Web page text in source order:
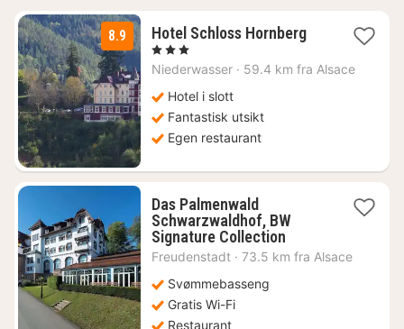
8.9 Hotel Schloss Hornberg3
fra
, 3 Stjerner
Niederwasser · 59.4 km fra Alsace
Hotel i slott
Fantastisk utsikt
Egen restaurant
Das Palmenwald
Schwarzwaldhof, BW
Signature Collection1
natt
Freudenstadt · 73.5 km fra Alsace
Svømmebasseng
Gratis Wi-Fi
Restaurant